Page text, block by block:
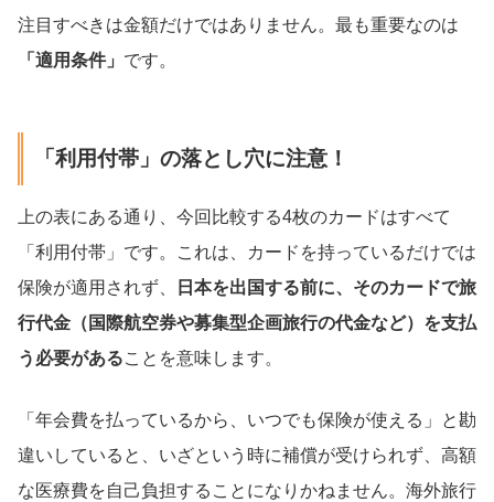
注目すべきは金額だけではありません。最も重要なのは
「適用条件」 です。
「利用付帯」の落とし穴に注意！
上の表にある通り、今回比較する4枚のカードはすべて
「利用付帯」です。これは、カードを持っているだけでは
保険が適用されず、
日本を出国する前に、そのカードで旅
行代金（国際航空券や募集型企画旅行の代金など）を支払
う必要があることを意味します。
「年会費を払っているから、いつでも保険が使える」と勘
違いしていると、いざという時に補償が受けられず、高額
な医療費を自己負担することになりかねません。海外旅行